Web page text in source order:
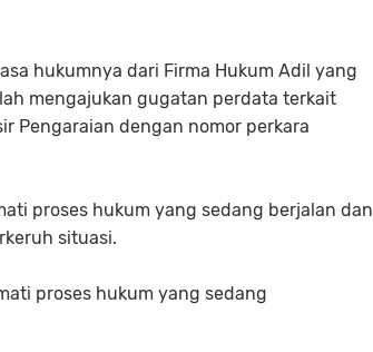
hukumnya dari Firma Hukum Adil yang
mengajukan gugatan perdata terkait
Pengaraian dengan nomor perkara
proses hukum yang sedang berjalan dan
situasi.
proses hukum yang sedang